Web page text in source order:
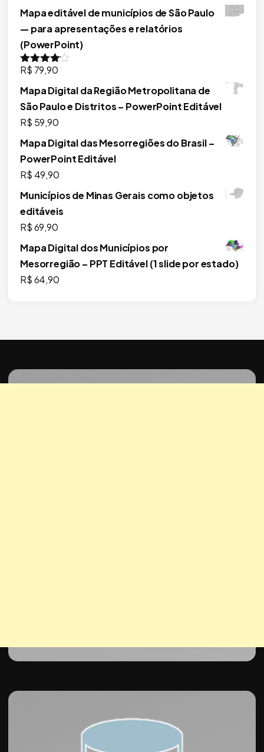
preço
era:
R$ 179,90.
preço
atual
Mapa editável de municípios de São Paulo
— para apresentações e relatórios
(PowerPoint)
Avaliação
R$ 79,90
Mapa Digital da Região Metropolitana de
São Paulo e Distritos – PowerPoint Editável
R$ 59,90
Mapa Digital das Mesorregiões do Brasil –
PowerPoint Editável
R$ 49,90
Municípios de Minas Gerais como objetos
editáveis
R$69,90
Mapa Digital dos Municípios por
Mesorregião – PPT Editável (1 slide por estado)
R$64,90